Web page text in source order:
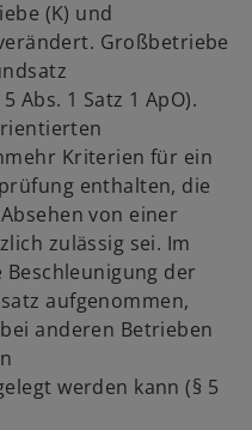
(K) und
Großbetriebe
Abs. 1 Satz 1 ApO).
Kriterien für ein
enthalten, die
von einer
zulässig sei. Im
der
aufgenommen,
anderen Betrieben
werden kann (§ 5